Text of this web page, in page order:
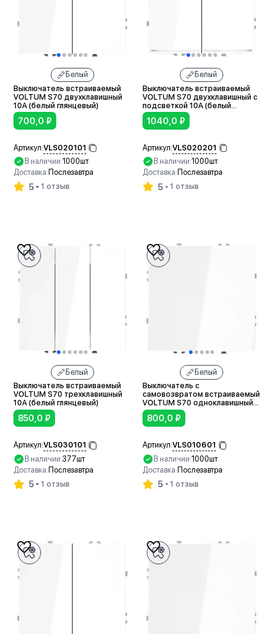
Белый
Выключатель встраиваемый
VOLTUM S70 двухклавишный
10А (белый глянцевый)
700,0 ₽
Артикул:VLS020101
В наличии:1000шт
Доставка: Послезавтра
5 1 отзыв
Белый
Выключатель встраиваемый
VOLTUM S70 двухклавишный с
подсветкой 10А (белый
глянцевый)
1040,0 ₽
Артикул:VLS020201
В наличии:1000шт
Доставка: Послезавтра
5 1 отзыв
Белый
Выключатель встраиваемый
VOLTUM S70 трехклавишный
10А (белый глянцевый)
850,0 ₽
Артикул:VLS030101
В наличии:377шт
Доставка:Послезавтра
5 1 отзыв
Белый
Выключатель с
самовозвратом встраиваемый
VOLTUM S70 одноклавишный
10А (белый глянцевый)
800,0 ₽
Артикул:VLS010601
В наличии:1000шт
Доставка:Послезавтра
5 1 отзыв